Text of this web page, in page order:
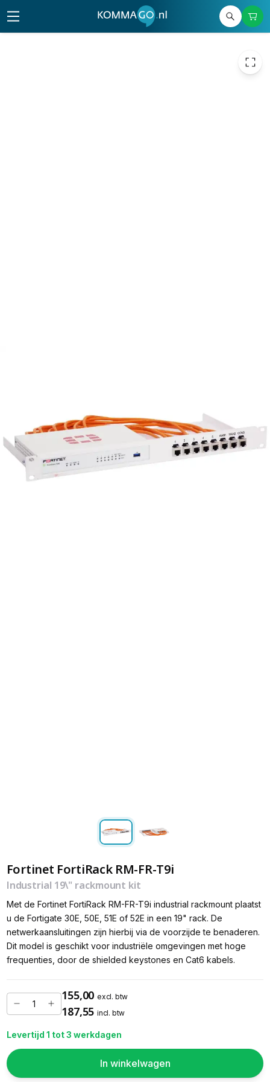
Fortinet FortiRack RM-FR-T9i
Industrial 19\" rackmount kit
Met de Fortinet FortiRack RM-FR-T9i industrial rackmount plaatst
u de Fortigate 30E, 50E, 51E of 52E in een 19" rack. De
netwerkaansluitingen zijn hierbij via de voorzijde te benaderen.
Dit model is geschikt voor industriële omgevingen met hoge
frequenties, door de shielded keystones en Cat6 kabels.
155,00 excl. btw
187,55 incl. btw
Levertijd 1 tot 3 werkdagen
In winkelwagen
excl. btw